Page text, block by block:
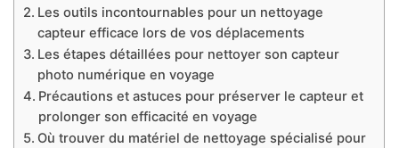
Les outils incontournables pour un nettoyage
capteur efficace lors de vos déplacements
Les étapes détaillées pour nettoyer son capteur
photo numérique en voyage
Précautions et astuces pour préserver le capteur et
prolonger son efficacité en voyage
Où trouver du matériel de nettoyage spécialisé pour